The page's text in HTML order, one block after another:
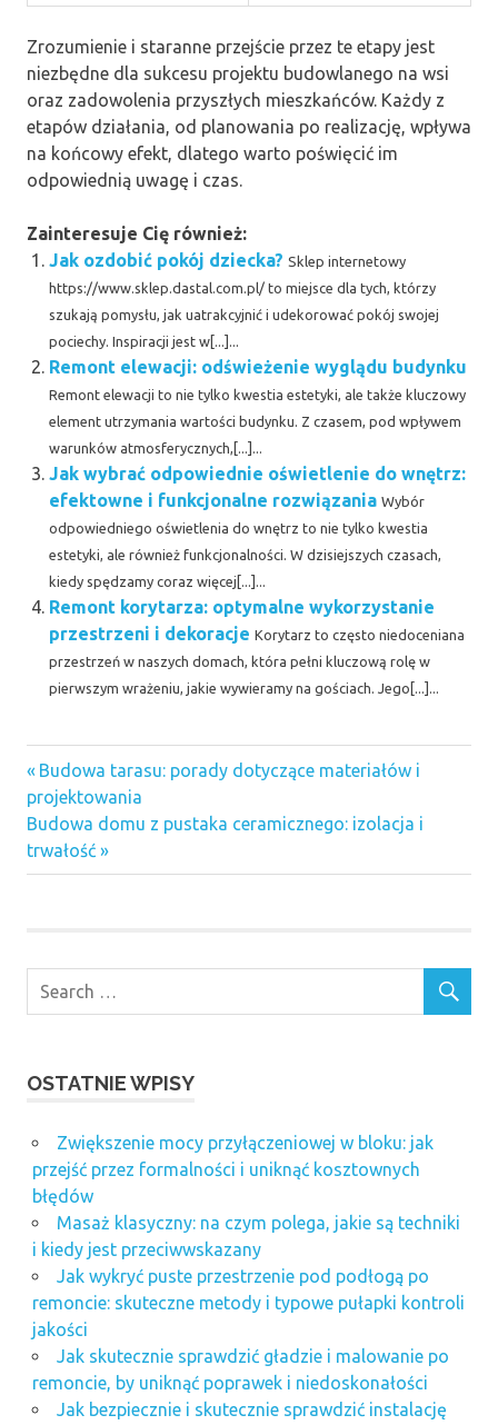
Zrozumienie i staranne przejście przez te etapy jest
niezbędne dla sukcesu projektu budowlanego na wsi
oraz zadowolenia przyszłych mieszkańców. Każdy z
etapów działania, od planowania po realizację, wpływa
na końcowy efekt, dlatego warto poświęcić im
odpowiednią uwagę i czas.
Zainteresuje Cię również:
Jak ozdobić pokój dziecka? Sklep internetowy
https://www.sklep.dastal.com.pl/ to miejsce dla tych, którzy
szukają pomysłu, jak uatrakcyjnić i udekorować pokój swojej
pociechy. Inspiracji jest w[...]...
Remont elewacji: odświeżenie wyglądu budynku
Remont elewacji to nie tylko kwestia estetyki, ale także kluczowy
element utrzymania wartości budynku. Z czasem, pod wpływem
warunków atmosferycznych,[...]...
Jak wybrać odpowiednie oświetlenie do wnętrz:
efektowne i funkcjonalne rozwiązania Wybór
odpowiedniego oświetlenia do wnętrz to nie tylko kwestia
estetyki, ale również funkcjonalności. W dzisiejszych czasach,
kiedy spędzamy coraz więcej[...]...
Remont korytarza: optymalne wykorzystanie
przestrzeni i dekoracje Korytarz to często niedoceniana
przestrzeń w naszych domach, która pełni kluczową rolę w
pierwszym wrażeniu, jakie wywieramy na gościach. Jego[...]...
Nawigacja
wpisu
Previous
Post:
Budowa tarasu: porady dotyczące materiałów i
projektowania
Next
Post:
Budowa domu z pustaka ceramicznego: izolacja i
trwałość
OSTATNIE WPISY
Zwiększenie mocy przyłączeniowej w bloku: jak
przejść przez formalności i uniknąć kosztownych
błędów
Masaż klasyczny: na czym polega, jakie są techniki
i kiedy jest przeciwwskazany
Jak wykryć puste przestrzenie pod podłogą po
remoncie: skuteczne metody i typowe pułapki kontroli
jakości
Jak skutecznie sprawdzić gładzie i malowanie po
remoncie, by uniknąć poprawek i niedoskonałości
Jak bezpiecznie i skutecznie sprawdzić instalację